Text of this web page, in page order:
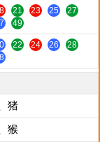
21 23 25
27
49
22 24 26
28
猪
猴